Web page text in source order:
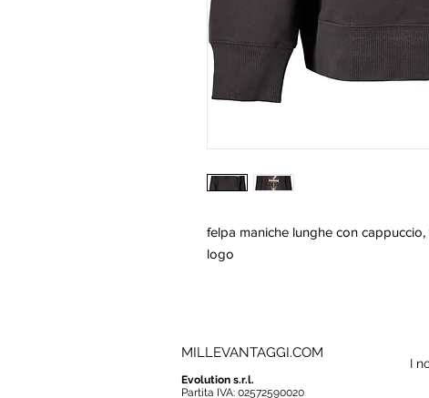
felpa maniche lunghe con
logo
MILLEVANTAGGI.COM
Evolution s.r.l.
Partita IVA: 02572590020
I